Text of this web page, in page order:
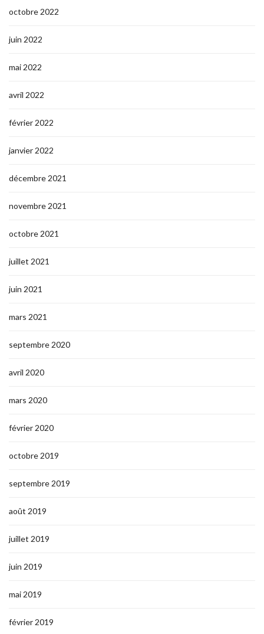
octobre 2022
juin 2022
mai 2022
avril 2022
février 2022
janvier 2022
décembre 2021
novembre 2021
octobre 2021
juillet 2021
juin 2021
mars 2021
septembre 2020
avril 2020
mars 2020
février 2020
octobre 2019
septembre 2019
août 2019
juillet 2019
juin 2019
mai 2019
février 2019